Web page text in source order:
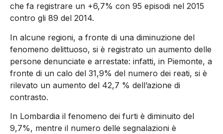
che fa registrare un +6,7% con 95 episodi nel 2015
contro gli 89 del 2014.
In alcune regioni, a fronte di una diminuzione del
fenomeno delittuoso, si è registrato un aumento delle
persone denunciate e arrestate: infatti, in Piemonte, a
fronte di un calo del 31,9% del numero dei reati, si è
rilevato un aumento del 42,7 % dell’azione di
contrasto.
In Lombardia il fenomeno dei furti è diminuito del
9,7%, mentre il numero delle segnalazioni è